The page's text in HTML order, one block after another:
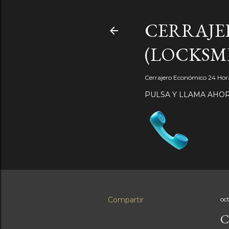
Cerrajero Económico 24
PULSA Y LLAMA
Compartir